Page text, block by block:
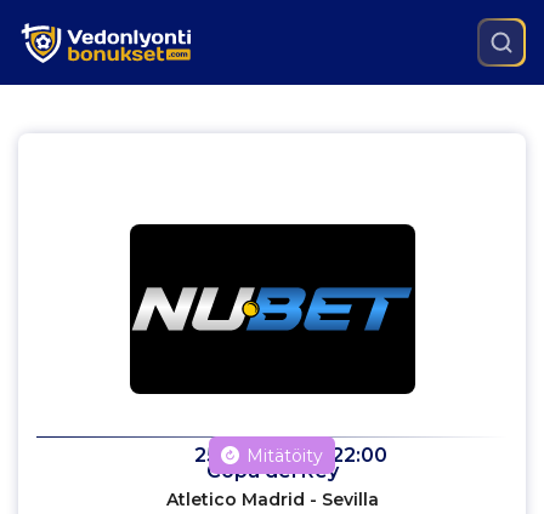
25.1.2024 klo 22:00
Copa del Rey
Atletico Madrid - Sevilla
Mitätöity